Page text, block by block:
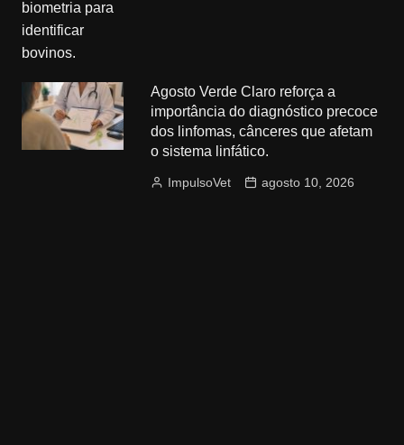
Agosto Verde Claro reforça a
importância do diagnóstico precoce
dos linfomas, cânceres que afetam
o sistema linfático.
ImpulsoVet agosto 10, 2026